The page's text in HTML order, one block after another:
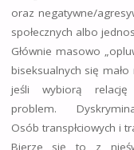
oraz negatywne/
społecznych albo
Głównie masowo
biseksualnych się
jeśli wybiorą
problem.
Osób transpłciowych i
Bierze się to z